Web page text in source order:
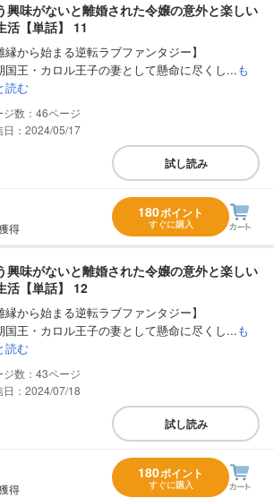
興味がないと離婚された令嬢の意外と楽しい
活【単話】 11
縁から始まる逆転ラブファンタジー】
国王・カロル王子の妻として懸命に尽くし...も
読む
46
日：2024/05/17
試し読み
得
180ポイント
すぐに購入
興味がないと離婚された令嬢の意外と楽しい
活【単話】 12
縁から始まる逆転ラブファンタジー】
国王・カロル王子の妻として懸命に尽くし...も
読む
43
日：2024/07/18
試し読み
得
180ポイント
すぐに購入